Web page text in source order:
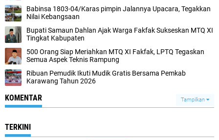
Babinsa 1803-04/Karas pimpin Jalannya Upacara, Tegakkan
Nilai Kebangsaan
Bupati Samaun Dahlan Ajak Warga Fakfak Sukseskan MTQ XI
Tingkat Kabupaten
500 Orang Siap Meriahkan MTQ XI Fakfak, LPTQ Tegaskan
Semua Aspek Teknis Rampung
Ribuan Pemudik Ikuti Mudik Gratis Bersama Pemkab
Karawang Tahun 2026
KOMENTAR Tampilkan
TERKINI